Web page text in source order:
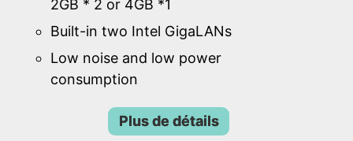
2GB * 2 or 4GB *1
Built-in two Intel GigaLANs
Low noise and low power
consumption
Plus de détails